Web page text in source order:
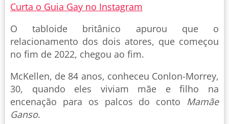
Curta o Guia Gay no Instagram
O tabloide britânico apurou que o
relacionamento dos dois atores, que começou
no fim de 2022, chegou ao fim.
McKellen, de 84 anos, conheceu Conlon-Morrey,
30, quando eles viviam mãe e filho na
encenação para os palcos do conto Mamãe
Ganso.